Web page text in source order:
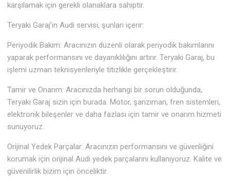
karşılamak için gerekli olanaklara sahiptir.
Teryaki Garaj’ın Audi servisi, şunları içerir:
Periyodik Bakım: Aracınızın düzenli olarak periyodik bakımlarını
yaparak performansını ve dayanıklılığını artırır. Teryaki Garaj, bu
işlemi uzman teknisyenleriyle titizlikle gerçekleştirir.
Tamir ve Onarım: Aracınızda herhangi bir sorun olduğunda,
Teryaki Garaj sizin için burada. Motor, şanzıman, fren sistemleri,
elektronik bileşenler ve daha fazlası için tamir ve onarım hizmeti
sunuyoruz.
Orijinal Yedek Parçalar: Aracınızın performansını ve güvenliğini
korumak için orijinal Audi yedek parçalarını kullanıyoruz. Kalite ve
güvenilirlik bizim için önceliktir.